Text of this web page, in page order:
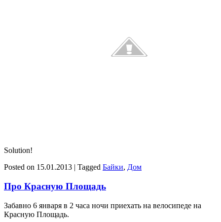
Solution!
Posted on 15.01.2013 | Tagged Байки, Дом
Про Красную Площадь
Забавно 6 января в 2 часа ночи приехать на велосипеде на
Красную Площадь.